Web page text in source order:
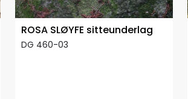
ROSA SLØYFE sitteunderlag
DG 460-03